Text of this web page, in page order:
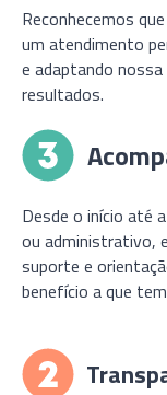
Reconhecemos
um atendimento
e adaptando
resultados.
Desde o início até
ou administrativo,
suporte e
benefício a que